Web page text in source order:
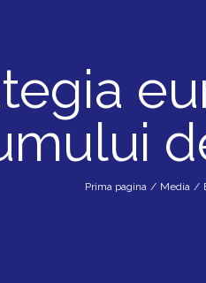
Prima pagina / Media /